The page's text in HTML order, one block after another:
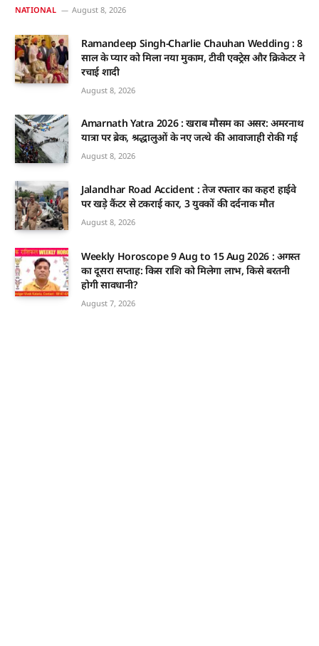
NATIONAL August 8, 2026
Ramandeep Singh-Charlie Chauhan Wedding : 8
साल के प्यार को मिला नया मुकाम, टीवी एक्ट्रेस और क्रिकेटर ने
रचाई शादी
August 8, 2026
Amarnath Yatra 2026 : खराब मौसम का असर: अमरनाथ
यात्रा पर ब्रेक, श्रद्धालुओं के नए जत्थे की आवाजाही रोकी गई
August 8, 2026
Jalandhar Road Accident : तेज रफ्तार का कहर! हाईवे
पर खड़े कैंटर से टकराई कार, 3 युवकों की दर्दनाक मौत
August 8, 2026
Weekly Horoscope 9 Aug to 15 Aug 2026 : अगस्त
का दूसरा सप्ताह: किस राशि को मिलेगा लाभ, किसे बरतनी
होगी सावधानी?
August 7, 2026